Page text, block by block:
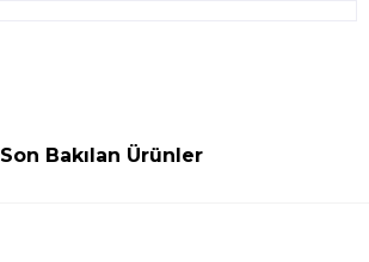
Son Bakılan Ürünler